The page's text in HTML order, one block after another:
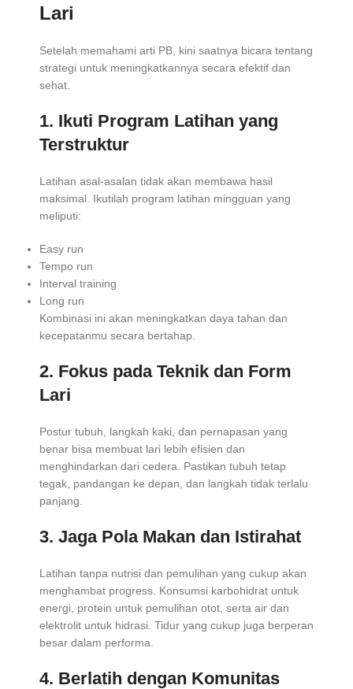
Lari
Setelah memahami arti PB, kini saatnya bicara tentang
strategi untuk meningkatkannya secara efektif dan
sehat.
1. Ikuti Program Latihan yang
Terstruktur
Latihan asal-asalan tidak akan membawa hasil
maksimal. Ikutilah program latihan mingguan yang
meliputi:
Easy run
Tempo run
Interval training
Long run
Kombinasi ini akan meningkatkan daya tahan dan
kecepatanmu secara bertahap.
2. Fokus pada Teknik dan Form
Lari
Postur tubuh, langkah kaki, dan pernapasan yang
benar bisa membuat lari lebih efisien dan
menghindarkan dari cedera. Pastikan tubuh tetap
tegak, pandangan ke depan, dan langkah tidak terlalu
panjang.
3. Jaga Pola Makan dan Istirahat
Latihan tanpa nutrisi dan pemulihan yang cukup akan
menghambat progress. Konsumsi karbohidrat untuk
energi, protein untuk pemulihan otot, serta air dan
elektrolit untuk hidrasi. Tidur yang cukup juga berperan
besar dalam performa.
4. Berlatih dengan Komunitas